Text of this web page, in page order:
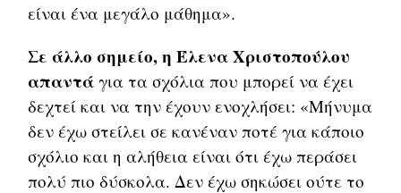
είναι ένα μεγάλο μάθημα».
Σε άλλο σημείο, η Έλενα Χριστοπούλου
απαντά για τα σχόλια που μπορεί να έχει
δεχτεί και να την έχουν ενοχλήσει: «Μήνυμα
δεν έχω στείλει σε κανέναν ποτέ για κάποιο
σχόλιο και η αλήθεια είναι ότι έχω περάσει
πολύ πιο δύσκολα. Δεν έχω σηκώσει ούτε το